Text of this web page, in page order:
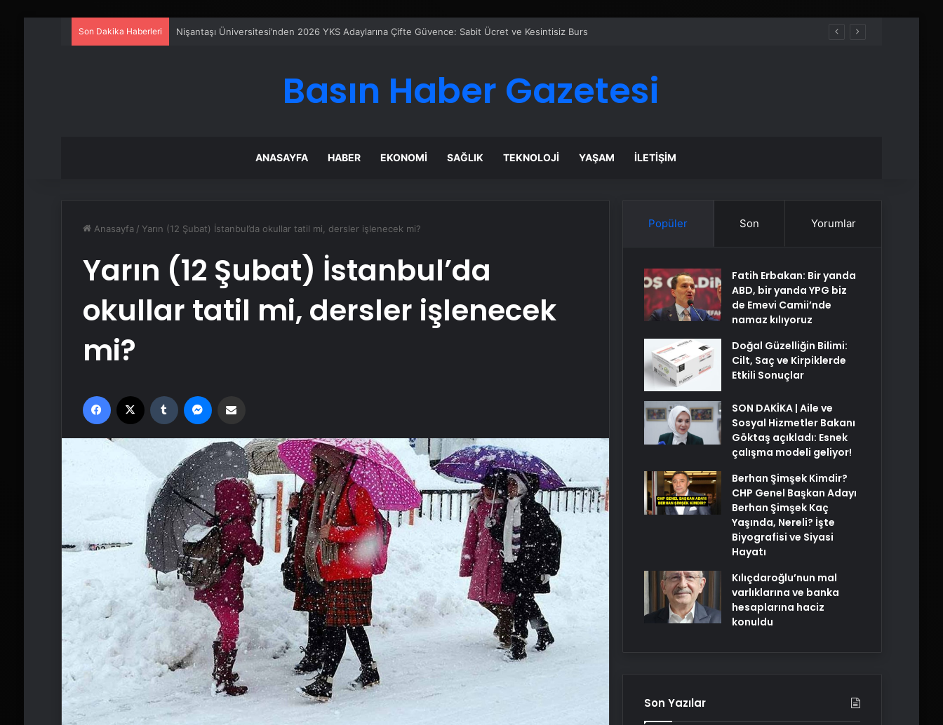
Son Dakika Haberleri Petmona : Kedi Maması ve Köpek Maması İle Tüm Evcil Hayvan Ürünleri
Basın Haber Gazetesi
ANASAYFA HABER EKONOMI SAĞLIK TEKNOLOJI YAŞAM İLETIŞIM
Anasayfa / Yarın (12 Şubat) İstanbul’da okullar tatil mi, dersler işlenecek mi?
Yarın (12 Şubat) İstanbul’da
okullar tatil mi, dersler işlenecek
mi?
Facebook Tumblr
Popüler Son Yorumlar
Fatih Erbakan: Bir yanda
ABD, bir yanda YPG biz
de Emevi Camii’nde
namaz kılıyoruz
Doğal Güzelliğin Bilimi:
Cilt, Saç ve Kirpiklerde
Etkili Sonuçlar
SON DAKİKA | Aile ve
Sosyal Hizmetler Bakanı
Göktaş açıkladı: Esnek
çalışma modeli geliyor!
Berhan Şimşek Kimdir?
CHP Genel Başkan Adayı
Berhan Şimşek Kaç
Yaşında, Nereli? İşte
Biyografisi ve Siyasi
Hayatı
Kılıçdaroğlu’nun mal
varlıklarına ve banka
hesaplarına haciz
konuldu
Son Yazılar